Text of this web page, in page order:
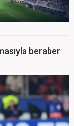
beraber